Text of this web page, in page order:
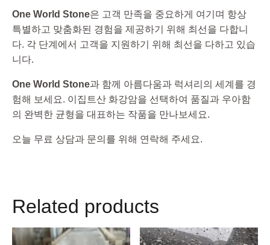
One World Stone은 고객 만족을 중요하게 여기며 항상
특별하고 맞춤화된 경험을 제공하기 위해 최선을 다합니
다. 각 단계에서 고객을 지원하기 위해 최선을 다하고 있습
니다.
One World Stone과 함께 아름다움과 럭셔리의 세계를 경
험해 보세요. 이집트산 화강암을 선택하여 품질과 우아함
의 완벽한 균형을 대표하는 작품을 만나보세요.
오늘 무료 상담과 문의를 위해 연락해 주세요.
Related products